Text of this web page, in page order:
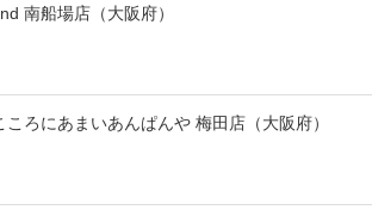
を詳説
ミュニティ
く分かる
南船場店（大阪府）
ころにあまいあんぱんや 梅田店（大阪府）